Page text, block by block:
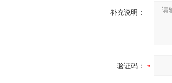
补充说明：
验证码：